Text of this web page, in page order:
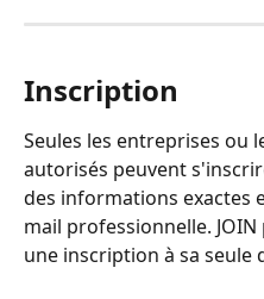
Inscription
Seules les entreprises ou
autorisés peuvent
des informations exactes
mail professionnelle.
une inscription à sa seule